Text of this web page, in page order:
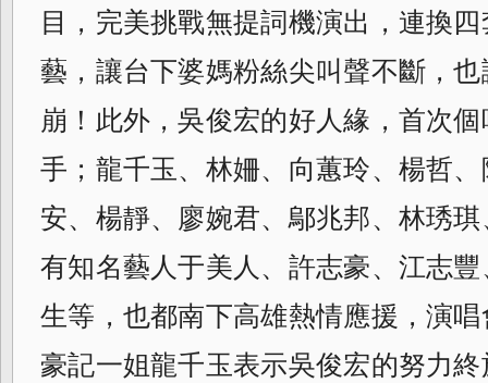
目， 完美挑戰無提詞機演出，連換
藝， 讓台下婆媽粉絲尖叫聲不斷，
崩！此外，吳俊宏的好人緣，首次
手；龍千玉、 林姍、向蕙玲、楊哲
安、楊靜、廖婉君、 鄔兆邦、林琇
有知名藝人于美人、 許志豪、江志
生等， 也都南下高雄熱情應援，演
豪記一姐龍千玉表示吳俊宏的努力